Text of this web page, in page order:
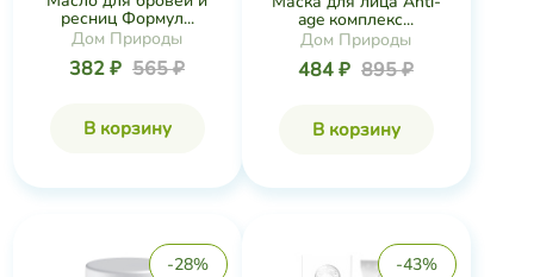
ресниц Формул...
Дом Природы
382 ₽ 565 ₽
В корзину
age комплекс...
Дом Природы
484 ₽ 895 ₽
В корзину
-28% -43%